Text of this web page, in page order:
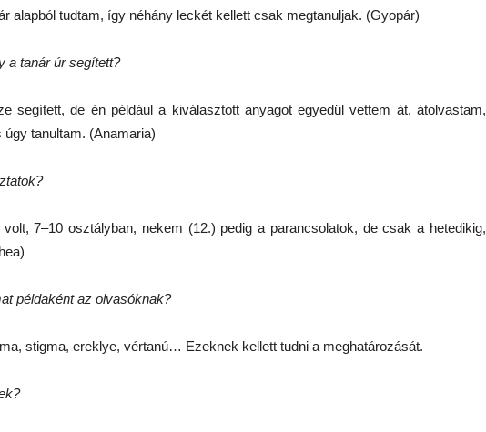
alapból tudtam, így néhány leckét kellett csak megtanuljak. (Gyopár)
a tanár úr segített?
segített, de én például a kiválasztott anyagot egyedül vettem át, átolvastam,
tanultam. (Anamaria)
7–10 osztályban, nekem (12.) pedig a parancsolatok, de csak a hetedikig,
példaként az olvasóknak?
stigma, ereklye, vértanú… Ezeknek kellett tudni a meghatározását.